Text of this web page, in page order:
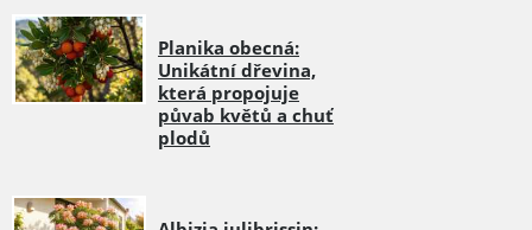
Planika obecná:
Unikátní dřevina,
která propojuje
půvab květů a chuť
plodů